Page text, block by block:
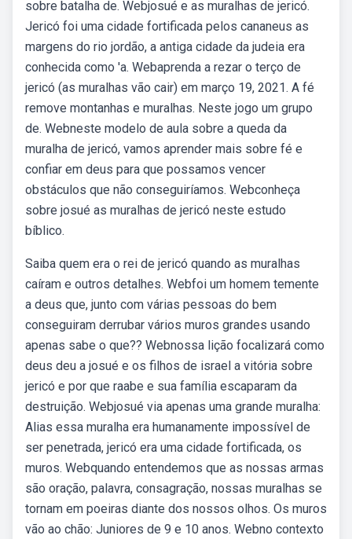
sobre batalha de. Webjosué e as muralhas de jericó.
Jericó foi uma cidade fortificada pelos cananeus as
margens do rio jordão, a antiga cidade da judeia era
conhecida como 'a. Webaprenda a rezar o terço de
jericó (as muralhas vão cair) em março 19, 2021. A fé
remove montanhas e muralhas. Neste jogo um grupo
de. Webneste modelo de aula sobre a queda da
muralha de jericó, vamos aprender mais sobre fé e
confiar em deus para que possamos vencer
obstáculos que não conseguiríamos. Webconheça
sobre josué as muralhas de jericó neste estudo
bíblico.
Saiba quem era o rei de jericó quando as muralhas
caíram e outros detalhes. Webfoi um homem temente
a deus que, junto com várias pessoas do bem
conseguiram derrubar vários muros grandes usando
apenas sabe o que?? Webnossa lição focalizará como
deus deu a josué e os filhos de israel a vitória sobre
jericó e por que raabe e sua família escaparam da
destruição. Webjosué via apenas uma grande muralha:
Alias essa muralha era humanamente impossível de
ser penetrada, jericó era uma cidade fortificada, os
muros. Webquando entendemos que as nossas armas
são oração, palavra, consagração, nossas muralhas se
tornam em poeiras diante dos nossos olhos. Os muros
vão ao chão: Juniores de 9 e 10 anos. Webno contexto